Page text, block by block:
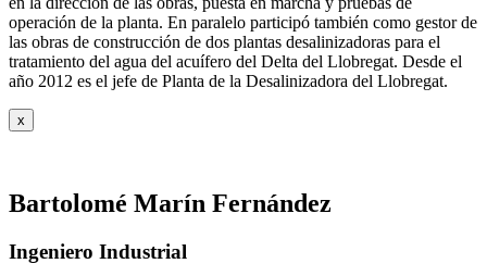
operación de la planta. En paralelo participó también como gestor de
las obras de construcción de dos plantas desalinizadoras para el
tratamiento del agua del acuífero del Delta del Llobregat. Desde el
año 2012 es el jefe de Planta de la Desalinizadora del Llobregat.
x
Bartolomé Marín Fernández
Ingeniero Industrial